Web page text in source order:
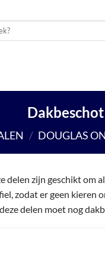
/ DOUGLAS
delen zijn geschikt om
zodat er geen kieren
delen moet nog